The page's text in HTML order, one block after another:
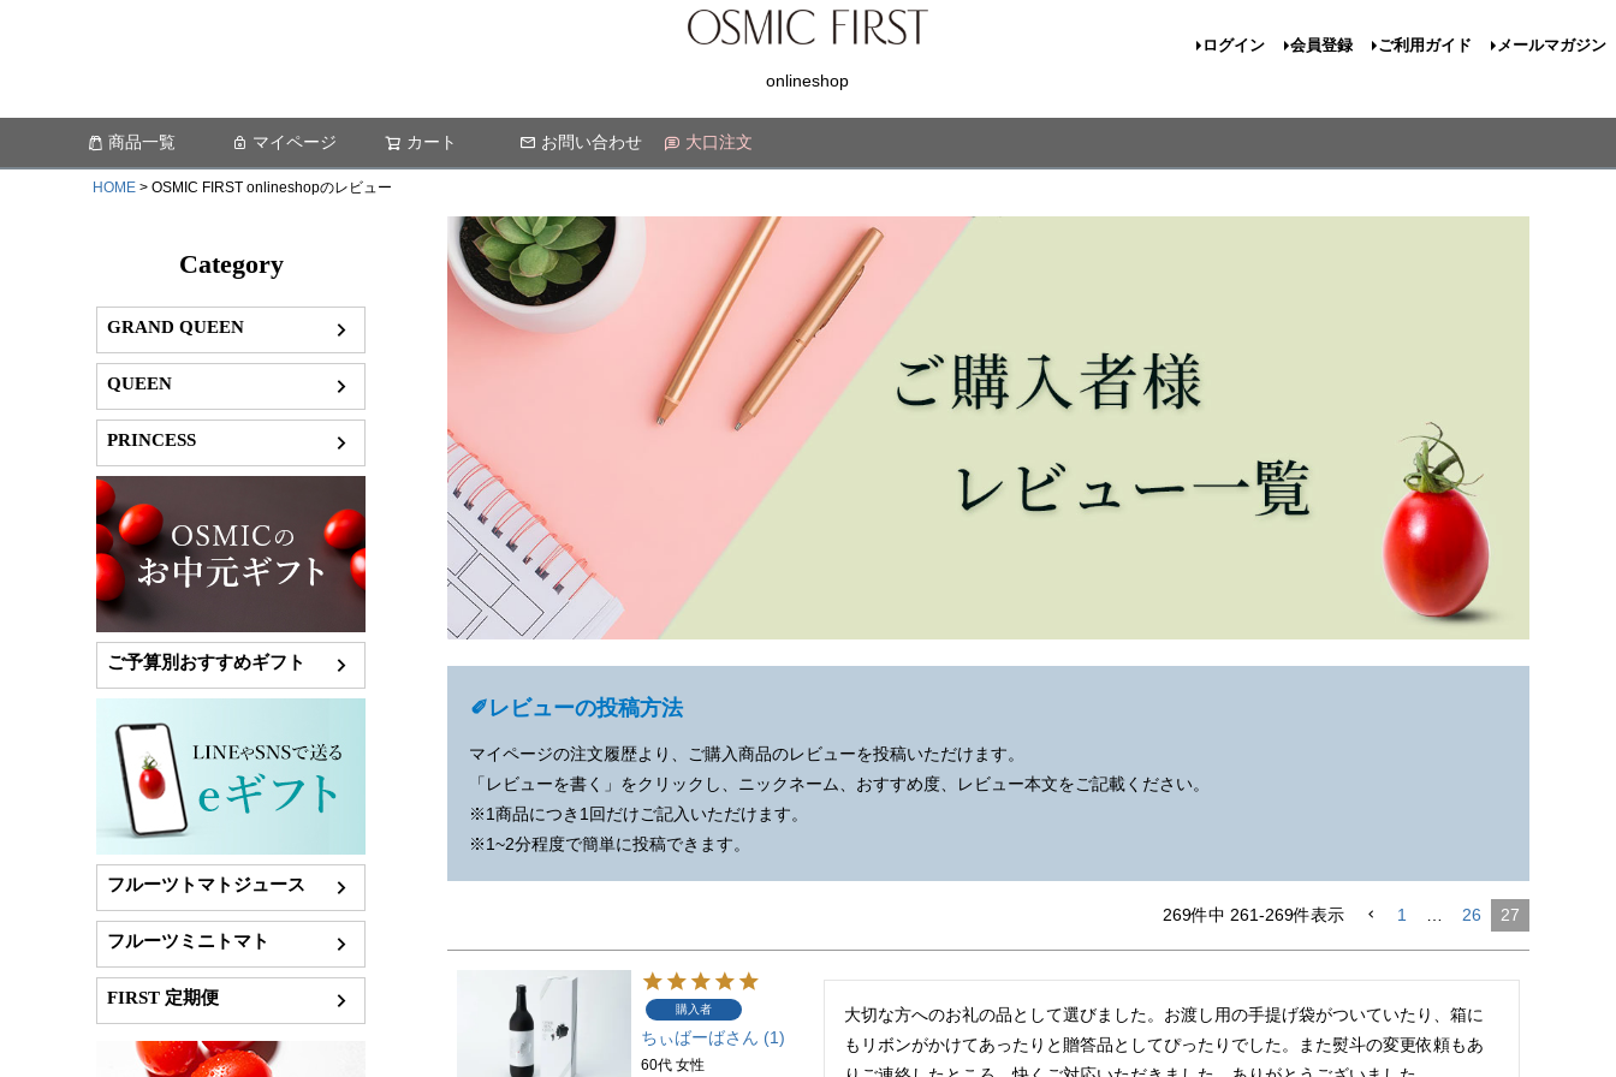
onlineshop
ログイン 会員登録 ご利用ガイド メールマガジン
商品一覧 マイページ カート お問い合わせ 大口注文
HOME OSMIC FIRST onlineshopのレビュー
Category
GRAND QUEEN
QUEEN
PRINCESS
ご予算別おすすめギフト
フルーツトマトジュース
フルーツミニトマト
FIRST 定期便
✐レビューの投稿方法
マイページの注文履歴より、ご購入商品のレビューを投稿いただけます。
「レビューを書く」をクリックし、ニックネーム、おすすめ度、レビュー本文をご記載ください。
※1商品につき1回だけご記入いただけます。
※1~2分程度で簡単に投稿できます。
269件中 261-269件表示 1 26 27
購入者
ちぃばーば 1
60代 女性
大切な方へのお礼の品として選びました。お渡し用の手提げ袋がついていたり、箱に
もリボンがかけてあったりと贈答品としてぴったりでした。また熨斗の変更依頼もあ